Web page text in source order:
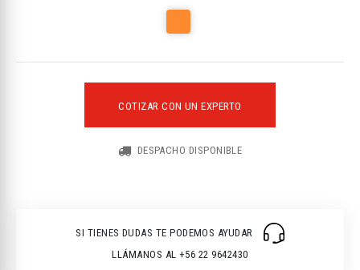
COTIZAR CON UN EXPERTO
DESPACHO DISPONIBLE
SI TIENES DUDAS TE PODEMOS AYUDAR
LLÁMANOS AL +56 22 9642430